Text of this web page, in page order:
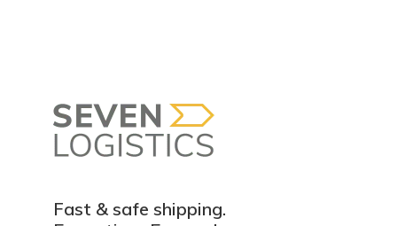
Fast & safe shipping.